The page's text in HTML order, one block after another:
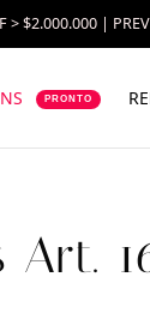
> $2.000.000 |
PRONTO